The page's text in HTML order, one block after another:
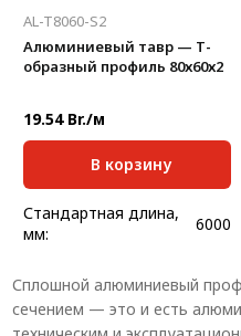
AL-T8060-S2
Алюминиевый тавр — Т-
образный профиль 80х60х2
19.54 Br./м
В корзину
Стандартная длина,
мм:
6000
Ширина, мм:
80
Высота, мм:
60
Сплошной алюминиевый
сечением — это и есть